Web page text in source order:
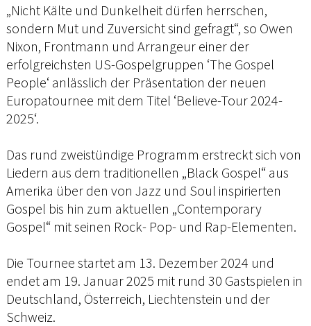
„Nicht Kälte und Dunkelheit dürfen herrschen,
sondern Mut und Zuversicht sind gefragt“, so Owen
Nixon, Frontmann und Arrangeur einer der
erfolgreichsten US-Gospelgruppen ‘The Gospel
People‘ anlässlich der Präsentation der neuen
Europatournee mit dem Titel ‘Believe-Tour 2024-
2025‘.
Das rund zweistündige Programm erstreckt sich von
Liedern aus dem traditionellen „Black Gospel“ aus
Amerika über den von Jazz und Soul inspirierten
Gospel bis hin zum aktuellen „Contemporary
Gospel“ mit seinen Rock- Pop- und Rap-Elementen.
Die Tournee startet am 13. Dezember 2024 und
endet am 19. Januar 2025 mit rund 30 Gastspielen in
Deutschland, Österreich, Liechtenstein und der
Schweiz.